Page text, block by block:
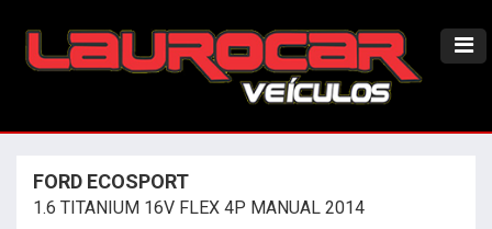
FORD ECOSPORT
1.6 TITANIUM 16V FLEX 4P MANUAL 2014